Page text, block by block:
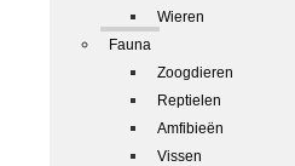
Wieren
Fauna
Zoogdieren
Reptielen
Amfibieën
Vissen